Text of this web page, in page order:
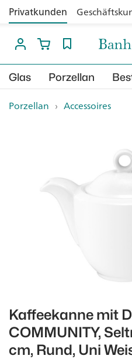
Privatkunden
Glas Porzellan
Porzellan › Accessoires
Kaffeekanne mit
COMMUNITY,
cm, Rund, Uni